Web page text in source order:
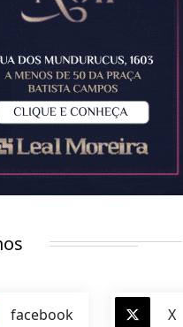
facebook X